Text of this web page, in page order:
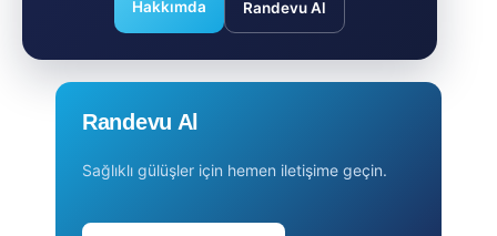
Hakkımda Randevu Al
Randevu Al
Sağlıklı gülüşler için hemen iletişime geçin.